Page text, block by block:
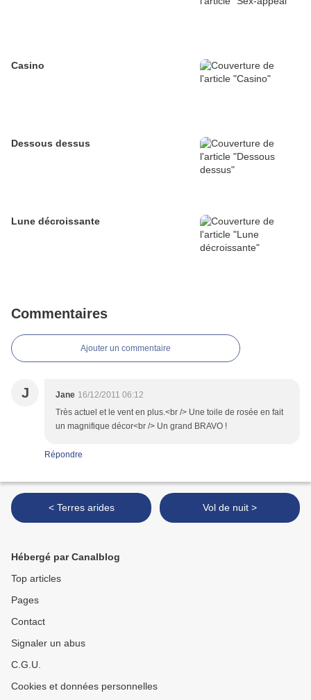
Casino
Dessous dessus
Lune décroissante
Commentaires
Ajouter un commentaire
J Jane 16/12/2011 06:12
Très actuel et le vent en plus.<br /> Une toile de rosée en fait
un magnifique décor<br /> Un grand BRAVO !
Répondre
< Terres arides Vol de nuit >
Hébergé par Canalblog
Top articles
Pages
Contact
Signaler un abus
C.G.U.
Cookies et données personnelles